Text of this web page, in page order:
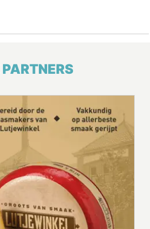
PARTNERS